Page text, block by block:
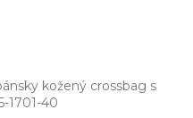
kožený crossbag s
1701­-40